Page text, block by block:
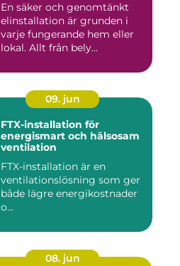
En säker och genomtänkt
elinstallation är grunden i
varje fungerande hem eller
lokal. Allt från bely...
09. jun
FTX-installation för
energismart och hälsosam
ventilation
FTX-installation är en
ventilationslösning som ger
både lägre energikostnader
o...
08. jun